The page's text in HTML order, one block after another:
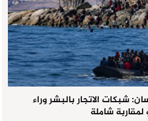
شبكات الاتجار بالبشر وراء
شاملة